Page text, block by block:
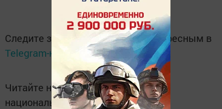
Следите за самым важным и интересным в
Telegram-канале
Татмедиа
Читайте новости Татарстана в
национальном мессенджере MАХ: